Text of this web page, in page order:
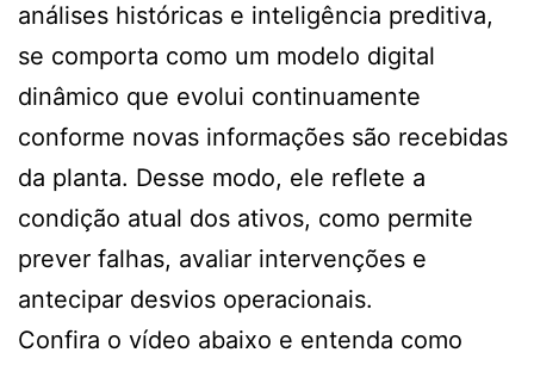
análises históricas e inteligência preditiva,
se comporta como um modelo digital
dinâmico que evolui continuamente
conforme novas informações são recebidas
da planta. Desse modo, ele reflete a
condição atual dos ativos, como permite
prever falhas, avaliar intervenções e
antecipar desvios operacionais.
Confira o vídeo abaixo e entenda como